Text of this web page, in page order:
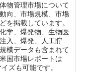
物管理市場について
向、市場規模、市場
を掲載しています。
学、爆発物、生物医
入、爆発、人工貯
模データも含まれて
国市場レポートは
ズも可能です。